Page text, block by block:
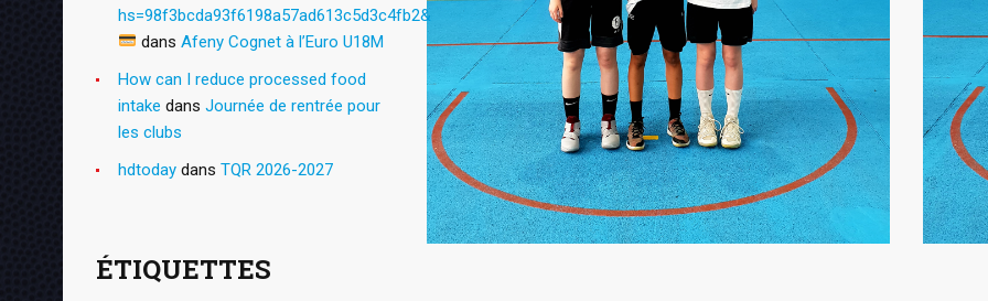
hs=98f3bcda93f6198a57ad613c5d3c4fb2&
dansAfeny Cognet à l’Euro U18M
How can I reduce processed food
intake dans Journée de rentrée pour
les clubs
hdtoday dans TQR 2026-2027
ÉTIQUETTES